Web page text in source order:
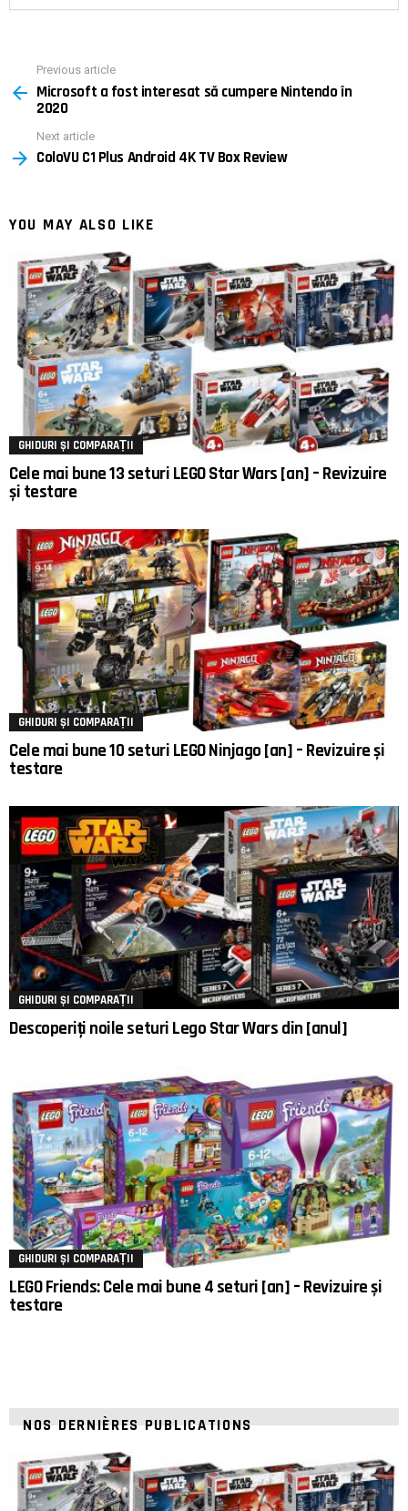
more
Previous article
Microsoft a fost interesat să cumpere Nintendo în
2020
Next article
ColoVU C1 Plus Android 4K TV Box Review
YOU MAY ALSO LIKE
GHIDURI ȘI COMPARAȚII
Cele mai bune 13 seturi LEGO Star Wars [an] – Revizuire
și testare
GHIDURI ȘI COMPARAȚII
Cele mai bune 10 seturi LEGO Ninjago [an] – Revizuire și
testare
GHIDURI ȘI COMPARAȚII
Descoperiți noile seturi Lego Star Wars din [anul]
GHIDURI ȘI COMPARAȚII
LEGO Friends: Cele mai bune 4 seturi [an] – Revizuire și
testare
NOS DERNIÈRES PUBLICATIONS